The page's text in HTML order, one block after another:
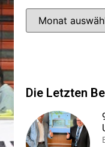
Die Letzten